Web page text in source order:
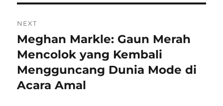
NEXT
Next
post:
Meghan Markle: Gaun Merah
Mencolok yang Kembali
Mengguncang Dunia Mode di
Acara Amal